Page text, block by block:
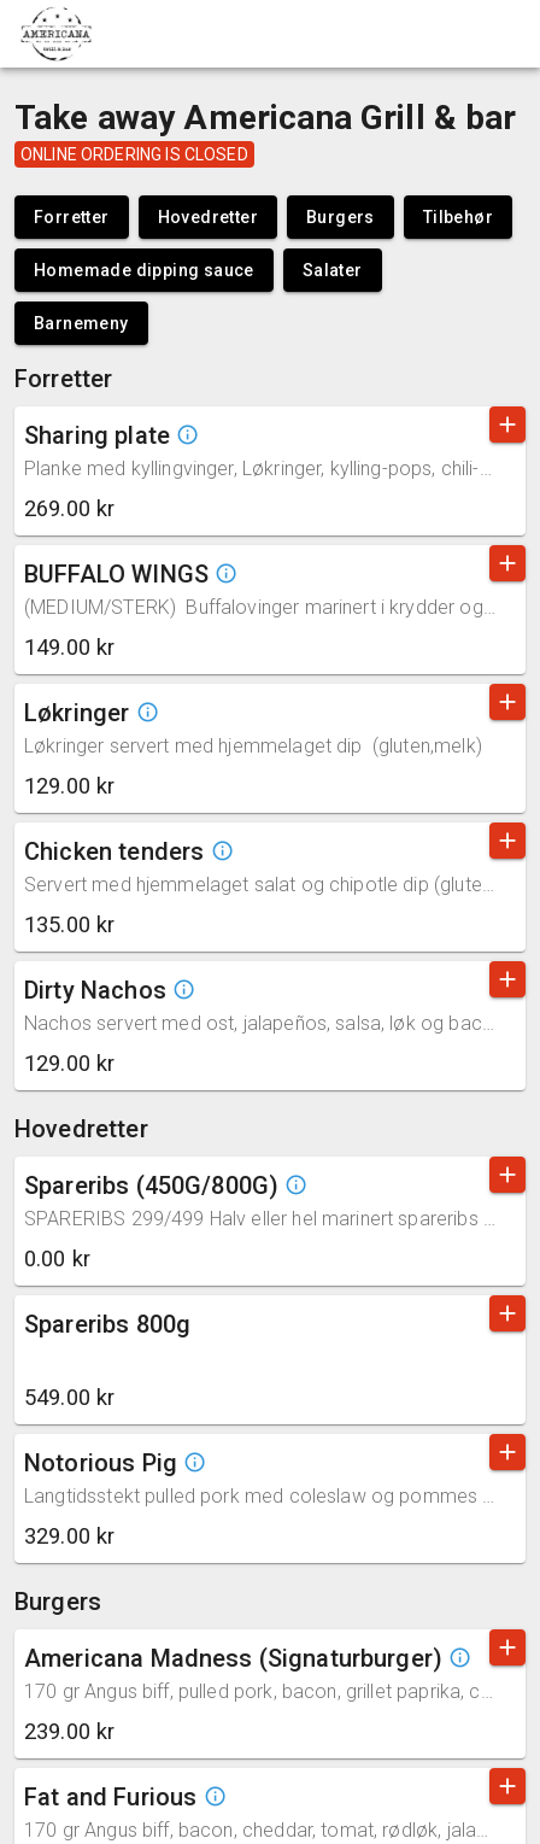
Take away Americana Grill & bar
ONLINE ORDERING IS CLOSED
Forretter Hovedretter Burgers Tilbehør
Homemade dipping sauce Salater
Barnemeny
Forretter
Sharing plate info_outline
Planke med kyllingvinger, Løkringer, kylling-pops, chili-ost pølse, nachos med smeltet ost, selleri og bread sticks. Serveres med 2 ulike dipper (gluten,melk,selleri,egg.sesamfrø)
269.00 kr
add
BUFFALO WINGS info_outline
(MEDIUM/STERK) Buffalovinger marinert i krydder og servert med selleri og blåmuggost-saus (selleri,melk)
149.00 kr
add
Løkringer info_outline
Løkringer servert med hjemmelaget dip (gluten,melk)
129.00 kr
add
Chicken tenders info_outline
Servert med hjemmelaget salat og chipotle dip (gluten,egg)
135.00 kr
add
Dirty Nachos info_outline
Nachos servert med ost, jalapeños, salsa, løk og bacon (melk)
129.00 kr
add
Hovedretter
Spareribs (450G/800G) info_outline
SPARERIBS 299/499 Halv eller hel marinert spareribs med grillet mais, coleslaw og pommes fries. Serveres med BBQ-saus (melk,selleri)
0.00 kr
add
Spareribs 800g
549.00 kr
add
Notorious Pig info_outline
Langtidsstekt pulled pork med coleslaw og pommes fries. Serveres med BBQ-saus (melk,selleri)
329.00 kr
add
Burgers
Americana Madness (Signaturburger) info_outline
170 gr Angus biff, pulled pork, bacon, grillet paprika, cheddar, jalapeños, løkringer og pommes fries. Serveres med husets dressing . (gluten,melk)
239.00 kr
add
Fat and Furious info_outline
170 gr Angus biff, bacon, cheddar, tomat, rødløk, jalapeños og sylteagurk. Serveres med BBQ-saus (gluten,melk)
add